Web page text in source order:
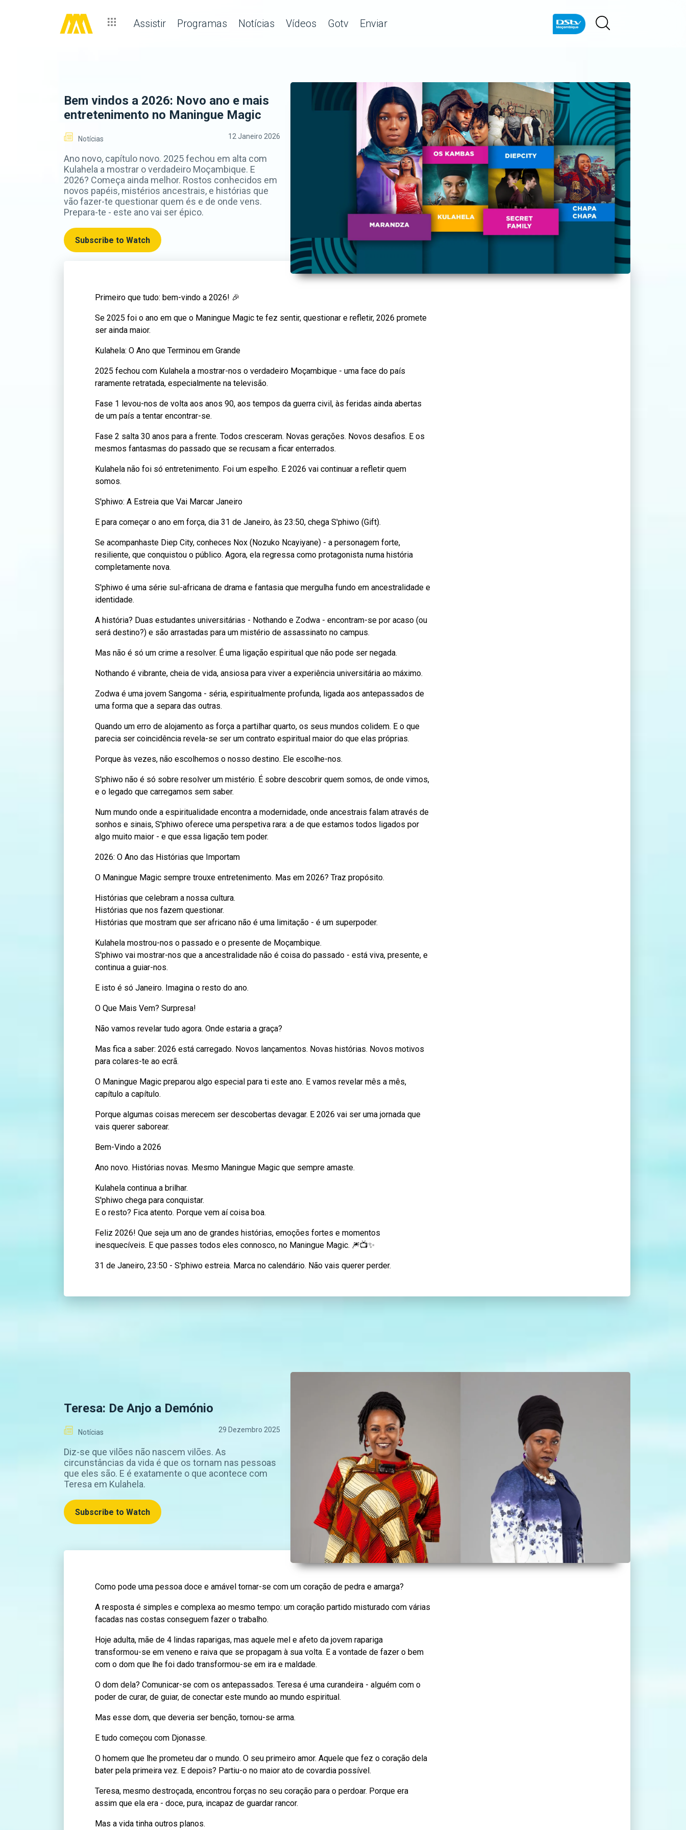
Assistir Programas Notícias Vídeos Gotv Enviar
Bem vindos a 2026: Novo ano e mais
entretenimento no Maningue Magic
Notícias 12 Janeiro 2026
Ano novo, capítulo novo. 2025 fechou em alta com
Kulahela a mostrar o verdadeiro Moçambique. E
2026? Começa ainda melhor. Rostos conhecidos em
novos papéis, mistérios ancestrais, e histórias que
vão fazer-te questionar quem és e de onde vens.
Prepara-te - este ano vai ser épico.
Subscribe to Watch
Primeiro que tudo: bem-vindo a 2026! 🎉
Se 2025 foi o ano em que o Maningue Magic te fez sentir, questionar e refletir, 2026 promete
ser ainda maior.
Kulahela: O Ano que Terminou em Grande
2025 fechou com Kulahela a mostrar-nos o verdadeiro Moçambique - uma face do país
raramente retratada, especialmente na televisão.
Fase 1 levou-nos de volta aos anos 90, aos tempos da guerra civil, às feridas ainda abertas
de um país a tentar encontrar-se.
Fase 2 salta 30 anos para a frente. Todos cresceram. Novas gerações. Novos desafios. E os
mesmos fantasmas do passado que se recusam a ficar enterrados.
Kulahela não foi só entretenimento. Foi um espelho. E 2026 vai continuar a refletir quem
somos.
S'phiwo: A Estreia que Vai Marcar Janeiro
E para começar o ano em força, dia 31 de Janeiro, às 23:50, chega S'phiwo (Gift).
Se acompanhaste Diep City, conheces Nox (Nozuko Ncayiyane) - a personagem forte,
resiliente, que conquistou o público. Agora, ela regressa como protagonista numa história
completamente nova.
S'phiwo é uma série sul-africana de drama e fantasia que mergulha fundo em ancestralidade e
identidade.
A história? Duas estudantes universitárias - Nothando e Zodwa - encontram-se por acaso (ou
será destino?) e são arrastadas para um mistério de assassinato no campus.
Mas não é só um crime a resolver. É uma ligação espiritual que não pode ser negada.
Nothando é vibrante, cheia de vida, ansiosa para viver a experiência universitária ao máximo.
Zodwa é uma jovem Sangoma - séria, espiritualmente profunda, ligada aos antepassados de
uma forma que a separa das outras.
Quando um erro de alojamento as força a partilhar quarto, os seus mundos colidem. E o que
parecia ser coincidência revela-se ser um contrato espiritual maior do que elas próprias.
Porque às vezes, não escolhemos o nosso destino. Ele escolhe-nos.
S'phiwo não é só sobre resolver um mistério. É sobre descobrir quem somos, de onde vimos,
e o legado que carregamos sem saber.
Num mundo onde a espiritualidade encontra a modernidade, onde ancestrais falam através de
sonhos e sinais, S'phiwo oferece uma perspetiva rara: a de que estamos todos ligados por
algo muito maior - e que essa ligação tem poder.
2026: O Ano das Histórias que Importam
O Maningue Magic sempre trouxe entretenimento. Mas em 2026? Traz propósito.
Histórias que celebram a nossa cultura.
Histórias que nos fazem questionar.
Histórias que mostram que ser africano não é uma limitação - é um superpoder.
Kulahela mostrou-nos o passado e o presente de Moçambique.
S'phiwo vai mostrar-nos que a ancestralidade não é coisa do passado - está viva, presente, e
continua a guiar-nos.
E isto é só Janeiro. Imagina o resto do ano.
O Que Mais Vem? Surpresa!
Não vamos revelar tudo agora. Onde estaria a graça?
Mas fica a saber: 2026 está carregado. Novos lançamentos. Novas histórias. Novos motivos
para colares-te ao ecrã.
O Maningue Magic preparou algo especial para ti este ano. E vamos revelar mês a mês,
capítulo a capítulo.
Porque algumas coisas merecem ser descobertas devagar. E 2026 vai ser uma jornada que
vais querer saborear.
Bem-Vindo a 2026
Ano novo. Histórias novas. Mesmo Maningue Magic que sempre amaste.
Kulahela continua a brilhar.
S'phiwo chega para conquistar.
E o resto? Fica atento. Porque vem aí coisa boa.
Feliz 2026! Que seja um ano de grandes histórias, emoções fortes e momentos
inesquecíveis. E que passes todos eles connosco, no Maningue Magic. 🎆📺✨
31 de Janeiro, 23:50 - S'phiwo estreia. Marca no calendário. Não vais querer perder.
Teresa: De Anjo a Demónio
Notícias 29 Dezembro 2025
Diz-se que vilões não nascem vilões. As
circunstâncias da vida é que os tornam nas pessoas
que eles são. E é exatamente o que acontece com
Teresa em Kulahela.
Subscribe to Watch
Como pode uma pessoa doce e amável tornar-se com um coração de pedra e amarga?
A resposta é simples e complexa ao mesmo tempo: um coração partido misturado com várias
facadas nas costas conseguem fazer o trabalho.
Hoje adulta, mãe de 4 lindas raparigas, mas aquele mel e afeto da jovem rapariga
transformou-se em veneno e raiva que se propagam à sua volta. E a vontade de fazer o bem
com o dom que lhe foi dado transformou-se em ira e maldade.
O dom dela? Comunicar-se com os antepassados. Teresa é uma curandeira - alguém com o
poder de curar, de guiar, de conectar este mundo ao mundo espiritual.
Mas esse dom, que deveria ser benção, tornou-se arma.
E tudo começou com Djonasse.
O homem que lhe prometeu dar o mundo. O seu primeiro amor. Aquele que fez o coração dela
bater pela primeira vez. E depois? Partiu-o no maior ato de covardia possível.
Teresa, mesmo destroçada, encontrou forças no seu coração para o perdoar. Porque era
assim que ela era - doce, pura, incapaz de guardar rancor.
Mas a vida tinha outros planos.